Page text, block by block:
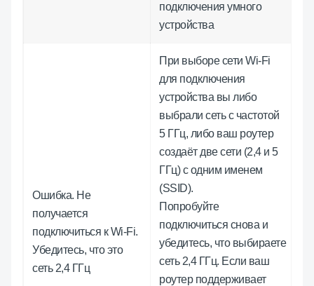
подключения умного
устройства
Ошибка. Не
получается
подключиться к Wi-Fi.
Убедитесь, что это
сеть 2,4 ГГц
При выборе сети Wi-Fi
для подключения
устройства вы либо
выбрали сеть с частотой
5 ГГц, либо ваш роутер
создаёт две сети (2,4 и 5
ГГц) с одним именем
(SSID).
Попробуйте
подключиться снова и
убедитесь, что выбираете
сеть 2,4 ГГц. Если ваш
роутер поддерживает